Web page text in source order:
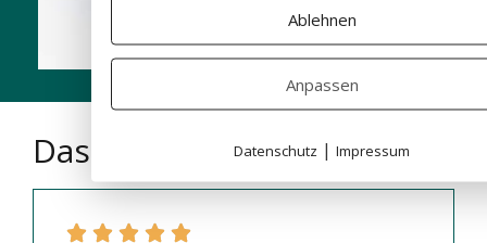
Das sagen unsere Kunden
Ablehnen
Anpassen
Datenschutz | Impressum